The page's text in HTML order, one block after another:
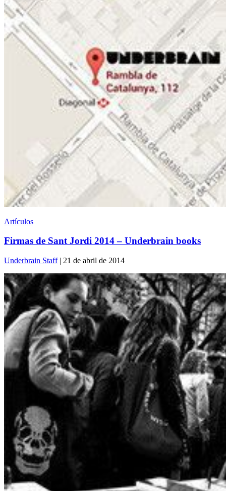
Artículos
Firmas de Sant Jordi 2014 – Underbrain books
Underbrain Staff| 21 de abril de 2014